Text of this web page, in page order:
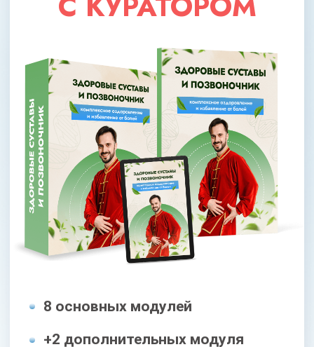
МАКСИМАЛЬНЫЙ
8 основных модулей
(связки, «косточка»)
прочные кости)